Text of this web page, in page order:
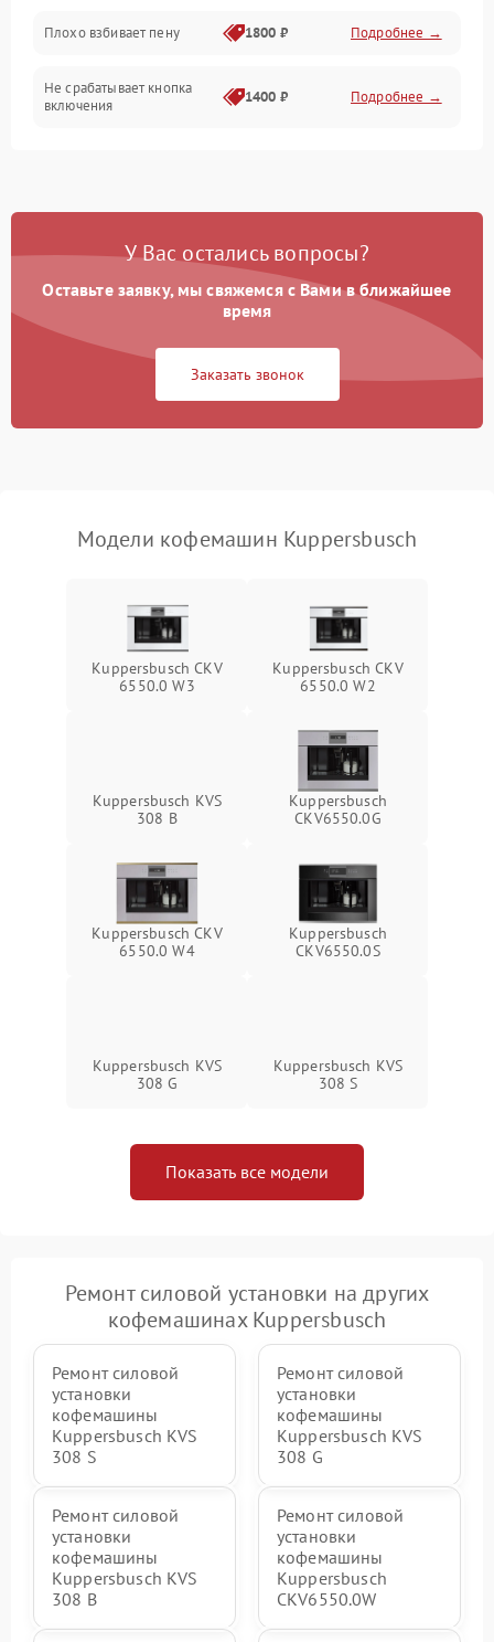
Программное обеспечение
Плохо взбивает пену 1800 ₽ Подробнее →
Не срабатывает кнопка
включения
1400 ₽ Подробнее →
Постоянные сбои в работе 1500 ₽ Подробнее →
У Вас остались вопросы?
Оставьте заявку, мы свяжемся с Вами в ближайшее
время
Заказать звонок
Модели кофемашин Kuppersbusch
Kuppersbusch CKV
6550.0 W3
Kuppersbusch CKV
6550.0 W2
Kuppersbusch KVS
308 B
Kuppersbusch
CKV6550.0G
Kuppersbusch CKV
6550.0 W4
Kuppersbusch
CKV6550.0S
Kuppersbusch KVS
308 G
Kuppersbusch KVS
308 S
Показать все модели
Ремонт силовой установки на других
кофемашинах Kuppersbusch
Ремонт силовой
установки
кофемашины
Kuppersbusch KVS
308 S
Ремонт силовой
установки
кофемашины
Kuppersbusch KVS
308 G
Ремонт силовой
установки
кофемашины
Kuppersbusch KVS
308 B
Ремонт силовой
установки
кофемашины
Kuppersbusch
CKV6550.0W